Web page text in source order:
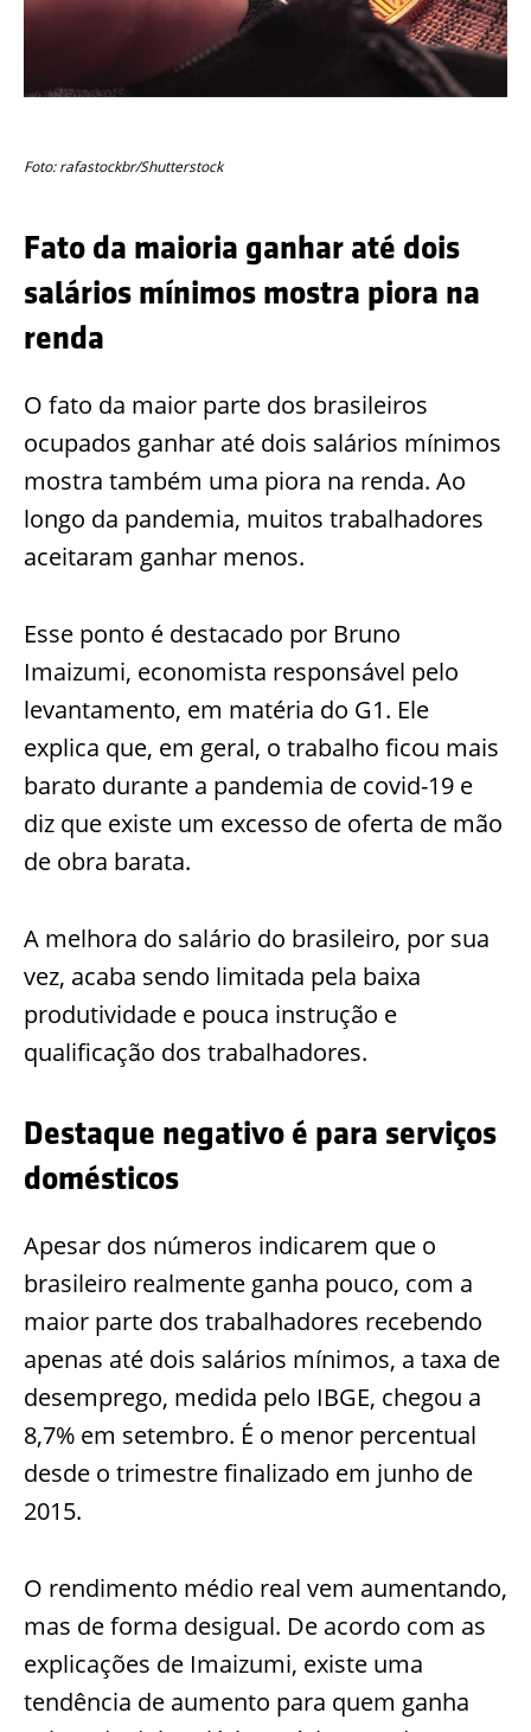
Foto: rafastockbr/Shutterstock
Fato da maioria ganhar até dois
salários mínimos mostra piora na
renda
O fato da maior parte dos brasileiros
ocupados ganhar até dois salários mínimos
mostra também uma piora na renda. Ao
longo da pandemia, muitos trabalhadores
aceitaram ganhar menos.
Esse ponto é destacado por Bruno
Imaizumi, economista responsável pelo
levantamento, em matéria do G1. Ele
explica que, em geral, o trabalho ficou mais
barato durante a pandemia de covid-19 e
diz que existe um excesso de oferta de mão
de obra barata.
A melhora do salário do brasileiro, por sua
vez, acaba sendo limitada pela baixa
produtividade e pouca instrução e
qualificação dos trabalhadores.
Destaque negativo é para serviços
domésticos
Apesar dos números indicarem que o
brasileiro realmente ganha pouco, com a
maior parte dos trabalhadores recebendo
apenas até dois salários mínimos, a taxa de
desemprego, medida pelo IBGE, chegou a
8,7% em setembro. É o menor percentual
desde o trimestre finalizado em junho de
2015.
O rendimento médio real vem aumentando,
mas de forma desigual. De acordo com as
explicações de Imaizumi, existe uma
tendência de aumento para quem ganha